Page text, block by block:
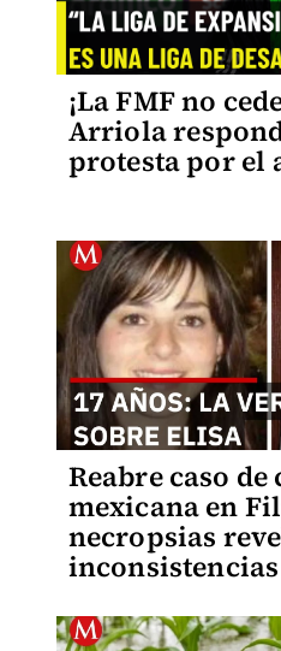
¡La FMF no
Arriola
protesta por el
Reabre caso de
mexicana en
necropsias